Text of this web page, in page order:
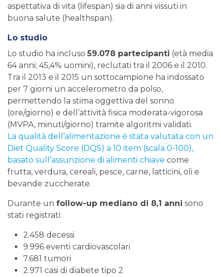
aspettativa di vita (lifespan) sia di anni vissuti in
buona salute (healthspan).
Lo studio
Lo studio ha incluso 59.078 partecipanti (età media
64 anni; 45,4% uomini), reclutati tra il 2006 e il 2010.
Tra il 2013 e il 2015 un sottocampione ha indossato
per 7 giorni un accelerometro da polso,
permettendo la stima oggettiva del sonno
(ore/giorno) e dell’attività fisica moderata-vigorosa
(MVPA, minuti/giorno) tramite algoritmi validati.
La qualità dell’alimentazione è stata valutata con un
Diet Quality Score (DQS) a 10 item (scala 0-100),
basato sull’assunzione di alimenti chiave come
frutta, verdura, cereali, pesce, carne, latticini, oli e
bevande zuccherate.
Durante un follow-up mediano di 8,1 anni sono
stati registrati:
2.458 decessi
9.996 eventi cardiovascolari
7.681 tumori
2.971 casi di diabete tipo 2